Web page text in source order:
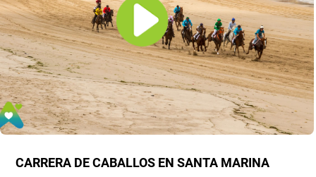
CARRERA DE CABALLOS EN SANTA MARINA